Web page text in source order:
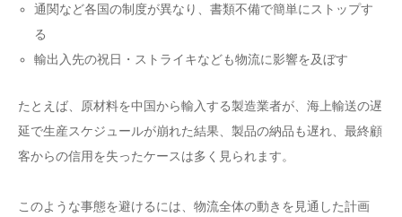
通関など各国の制度が異なり、書類不備で簡単にストップす
る
輸出入先の祝日・ストライキなども物流に影響を及ぼす
たとえば、原材料を中国から輸入する製造業者が、海上輸送の遅
延で生産スケジュールが崩れた結果、製品の納品も遅れ、最終顧
客からの信用を失ったケースは多く見られます。
このような事態を避けるには、物流全体の動きを見通した計画